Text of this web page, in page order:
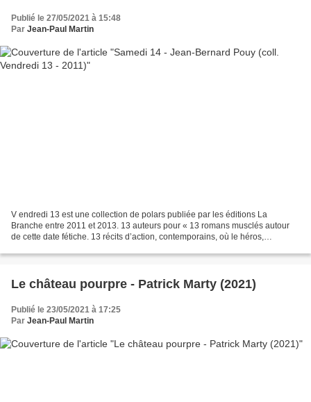
Publié le 27/05/2021 à 15:48
Par Jean-Paul Martin
V endredi 13 est une collection de polars publiée par les éditions La
Branche entre 2011 et 2013. 13 auteurs pour « 13 romans musclés autour
de cette date fétiche. 13 récits d’action, contemporains, où le héros,
Le château pourpre - Patrick Marty (2021)
Publié le 23/05/2021 à 17:25
Par Jean-Paul Martin